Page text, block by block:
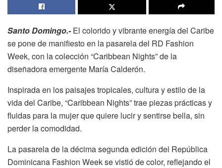
Santo Domingo.-El colorido y vibrante energía del Caribe
se pone de manifiesto en la pasarela del RD Fashion
Week, con la colección “Caribbean Nights” de la
diseñadora emergente María Calderón.
Inspirada en los paisajes tropicales, cultura y estilo de la
vida del Caribe, “Caribbean Nights” trae piezas prácticas y
fluidas para la mujer que quiere lucir y sentirse bella, sin
perder la comodidad.
La pasarela de la décima segunda edición del República
Dominicana Fashion Week se vistió de color, reflejando el